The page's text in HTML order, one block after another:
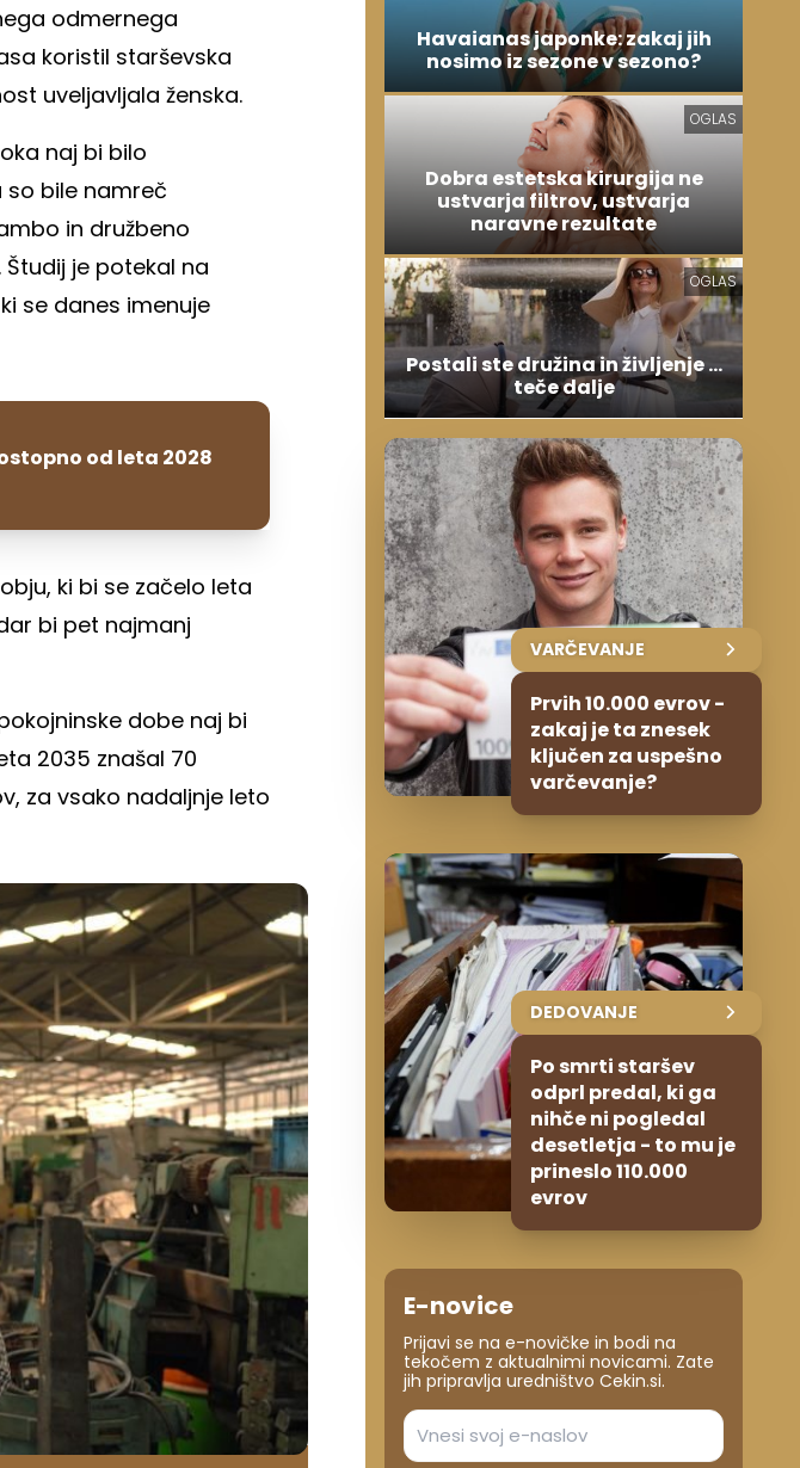
odmernega
koristil starševska
uveljavljala ženska.
naj bi bilo
so bile namreč
in družbeno
je potekal na
se danes imenuje
od leta 2028
ki bi se začelo leta
bi pet najmanj
dobe naj bi
2035 znašal 70
za vsako nadaljnje leto
Havaianas japonke: zakaj jih
nosimo iz sezone v sezono?
OGLAS
Dobra estetska kirurgija ne
ustvarja filtrov, ustvarja
naravne rezultate
OGLAS
Postali ste družina in življenje ...
teče dalje
VARČEVANJE
Prvih 10.000 evrov -
zakaj je ta znesek
ključen za uspešno
varčevanje?
DEDOVANJE
Po smrti staršev
odprl predal, ki ga
nihče ni pogledal
desetletja - to mu je
prineslo 110.000
evrov
E-novice
Prijavi se na e-novičke in bodi na
tekočem z aktualnimi novicami. Zate
jih pripravlja uredništvo Cekin.si.